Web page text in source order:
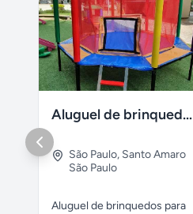
Aluguel de brinquedos
São Paulo, Santo Amaro
São Paulo
Aluguel de brinquedos para